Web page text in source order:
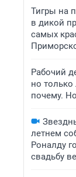
Тигры на
в дикой
самых
Рабочий
но
почему.
летнем
Роналду
свадьбу